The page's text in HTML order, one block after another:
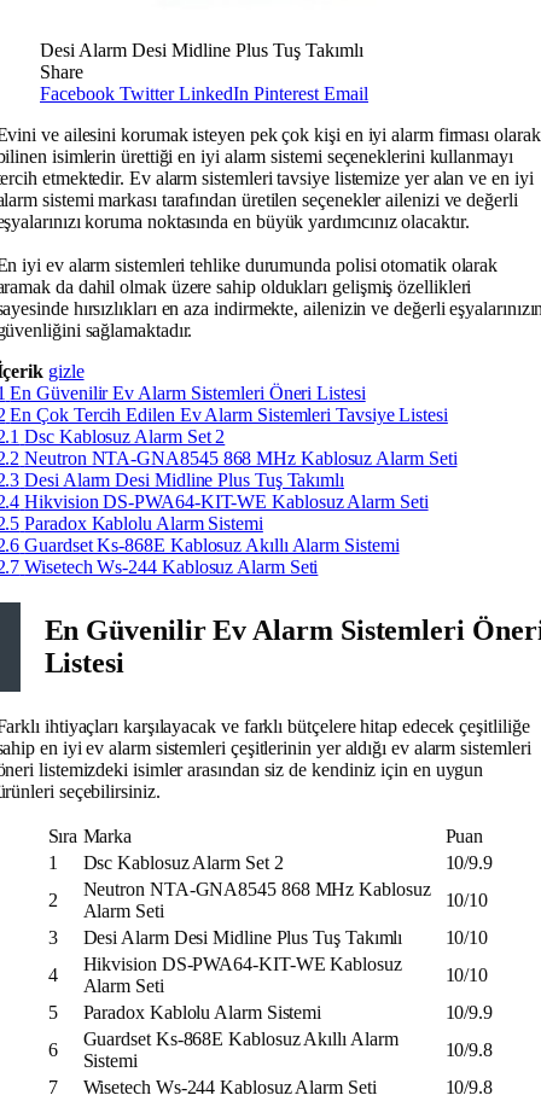
Desi Alarm Desi Midline Plus Tuş Takımlı
Share
Facebook Twitter LinkedIn Pinterest Email
ve ailesini korumak isteyen pek çok kişi en iyi alarm firması olarak
isimlerin ürettiği en iyi alarm sistemi seçeneklerini kullanmayı
etmektedir. Ev alarm sistemleri tavsiye listemize yer alan ve en iyi
sistemi markası tarafından üretilen seçenekler ailenizi ve değerli
koruma noktasında en büyük yardımcınız olacaktır.
iyi ev alarm sistemleri tehlike durumunda polisi otomatik olarak
da dahil olmak üzere sahip oldukları gelişmiş özellikleri
hırsızlıkları en aza indirmekte, ailenizin ve değerli
sağlamaktadır.
gizle
En Güvenilir Ev Alarm Sistemleri Öneri Listesi
En Çok Tercih Edilen Ev Alarm Sistemleri Tavsiye Listesi
Dsc Kablosuz Alarm Set 2
Neutron NTA-GNA8545 868 MHz Kablosuz Alarm Seti
Desi Alarm Desi Midline Plus Tuş Takımlı
Hikvision DS-PWA64-KIT-WE Kablosuz Alarm Seti
Paradox Kablolu Alarm Sistemi
Guardset Ks-868E Kablosuz Akıllı Alarm Sistemi
Wisetech Ws-244 Kablosuz Alarm Seti
En Güvenilir Ev Alarm Sistemleri
Listesi
ihtiyaçları karşılayacak ve farklı bütçelere hitap edecek çeşitliliğe
en iyi ev alarm sistemleri çeşitlerinin yer aldığı ev alarm sistemleri
listemizdeki isimler arasından siz de kendiniz için en uygun
seçebilirsiniz.
Sıra Marka
Puan
1
Dsc Kablosuz Alarm Set 2
10/9.9
2
Neutron NTA-GNA8545 868 MHz Kablosuz
Alarm Seti
10/10
3
Desi Alarm Desi Midline Plus Tuş Takımlı
10/10
4
Hikvision DS-PWA64-KIT-WE Kablosuz
Alarm Seti
10/10
5
Paradox Kablolu Alarm Sistemi
10/9.9
6
Guardset Ks-868E Kablosuz Akıllı Alarm
Sistemi
10/9.8
7
Wisetech Ws-244 Kablosuz Alarm Seti
10/9.8